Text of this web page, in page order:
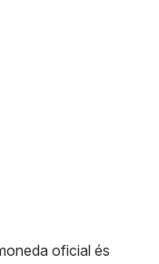
oficial és